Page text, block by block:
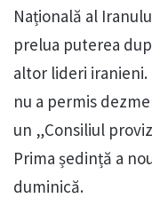
Națională al
prelua puterea
altor lideri iranieni.
nu a permis
un „Consiliul
Prima ședință a
duminică.